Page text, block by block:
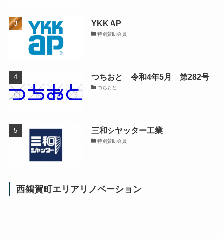
YKK AP
特別賛助会員
つちおと 令和4年5月 第282号
つちおと
三和シヤッター工業
特別賛助会員
西鶴賀町エリアリノベーション